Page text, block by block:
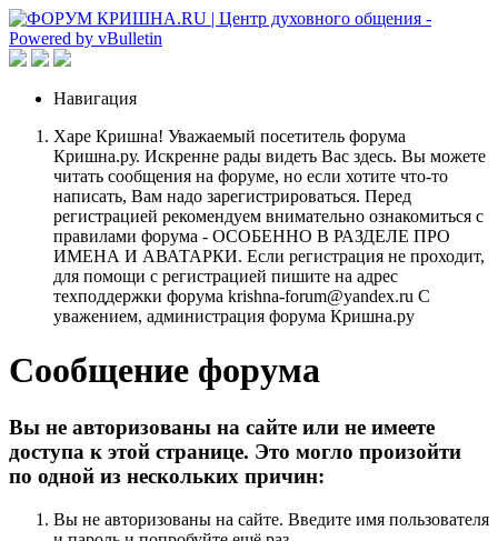
Навигация
Харе Кришна! Уважаемый посетитель форума
Кришна.ру. Искренне рады видеть Вас здесь. Вы можете
читать сообщения на форуме, но если хотите что-то
написать, Вам надо зарегистрироваться. Перед
регистрацией рекомендуем внимательно ознакомиться с
правилами форума - ОСОБЕННО В РАЗДЕЛЕ ПРО
ИМЕНА И АВАТАРКИ. Если регистрация не проходит,
для помощи с регистрацией пишите на адрес
техподдержки форума krishna-forum@yandex.ru С
уважением, администрация форума Кришна.ру
Сообщение форума
Вы не авторизованы на сайте или не имеете
доступа к этой странице. Это могло произойти
по одной из нескольких причин:
Вы не авторизованы на сайте. Введите имя пользователя